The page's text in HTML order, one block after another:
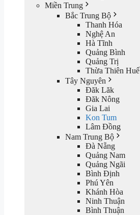
Miền Trung
Bắc Trung Bộ
Thanh Hóa
Nghệ An
Hà Tĩnh
Quảng Bình
Quảng Trị
Thừa Thiên Huế
Tây Nguyên
Đăk Lăk
Đăk Nông
Gia Lai
Kon Tum
Lâm Đồng
Nam Trung Bộ
Đà Nẵng
Quảng Nam
Quảng Ngãi
Bình Định
Phú Yên
Khánh Hòa
Ninh Thuận
Bình Thuận